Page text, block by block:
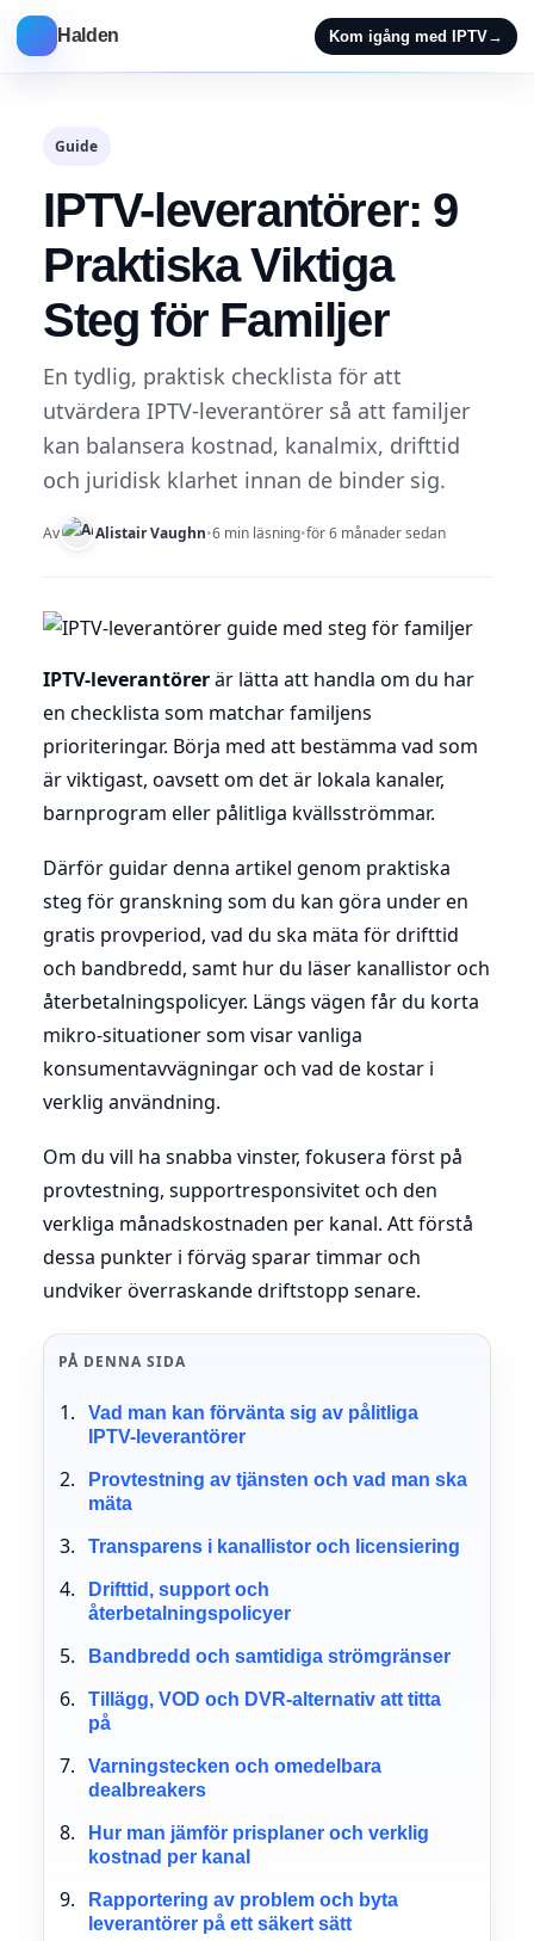
Halden Kom igång med IPTV→
Guide
IPTV-leverantörer: 9
Praktiska Viktiga
Steg för Familjer
En tydlig, praktisk checklista för att
utvärdera IPTV-leverantörer så att familjer
kan balansera kostnad, kanalmix, drifttid
och juridisk klarhet innan de binder sig.
Av Alistair Vaughn•6 min läsning•för 6 månader sedan
IPTV-leverantörerär lätta att handla om du har
en checklista som matchar familjens
prioriteringar. Börja med att bestämma vad som
är viktigast, oavsett om det är lokala kanaler,
barnprogram eller pålitliga kvällsströmmar.
Därför guidar denna artikel genom praktiska
steg för granskning som du kan göra under en
gratis provperiod, vad du ska mäta för drifttid
och bandbredd, samt hur du läser kanallistor och
återbetalningspolicyer. Längs vägen får du korta
mikro-situationer som visar vanliga
konsumentavvägningar och vad de kostar i
verklig användning.
Om du vill ha snabba vinster, fokusera först på
provtestning, supportresponsivitet och den
verkliga månadskostnaden per kanal. Att förstå
dessa punkter i förväg sparar timmar och
undviker överraskande driftstopp senare.
PÅ DENNA SIDA
Vad man kan förvänta sig av pålitliga
IPTV-leverantörer
Provtestning av tjänsten och vad man ska
mäta
Transparens i kanallistor och licensiering
Drifttid, support och
återbetalningspolicyer
Bandbredd och samtidiga strömgränser
Tillägg, VOD och DVR-alternativ att titta
på
Varningstecken och omedelbara
dealbreakers
Hur man jämför prisplaner och verklig
kostnad per kanal
Rapportering av problem och byta
leverantörer på ett säkert sätt